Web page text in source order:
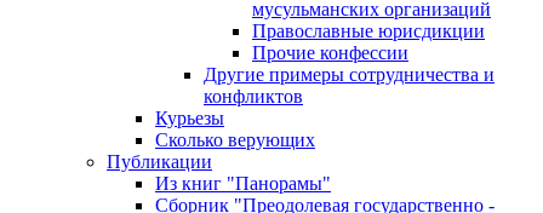
мусульманских организаций
Православные юрисдикции
Прочие конфессии
Другие примеры сотрудничества и
конфликтов
Курьезы
Сколько верующих
Публикации
Из книг "Панорамы"
Сборник "Преодолевая государственно -